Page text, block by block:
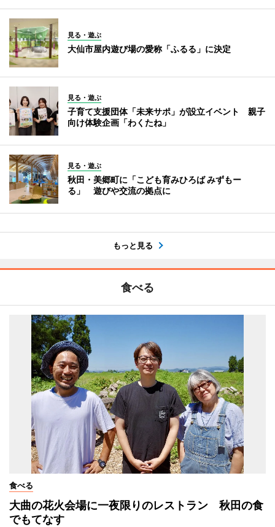
見る・遊ぶ
大仙市屋内遊び場の愛称「ふるる」に決定
見る・遊ぶ
子育て支援団体「未来サポ」が設立イベント 親子
向け体験企画「わくたね」
見る・遊ぶ
秋田・美郷町に「こども育みひろば みずもー
る」 遊びや交流の拠点に
もっと見る
食べる
食べる
大曲の花火会場に一夜限りのレストラン 秋田の食
でもてなす